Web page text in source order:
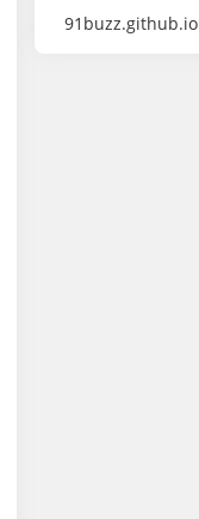
91buzz.github.io